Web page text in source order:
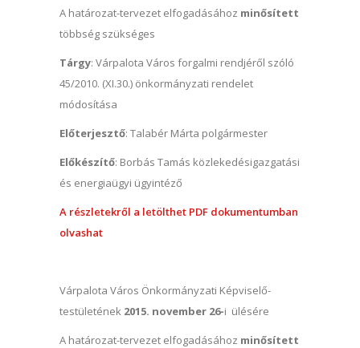
A határozat-tervezet elfogadásához minősített
többség szükséges
Tárgy: Várpalota Város forgalmi rendjéről szóló
45/2010. (XI.30.) önkormányzati rendelet
módosítása
Előterjesztő: Talabér Márta polgármester
Előkészítő: Borbás Tamás közlekedésigazgatási
és energiaügyi ügyintéző
A részletekről a letölthet PDF dokumentumban
olvashat
Várpalota Város Önkormányzati Képviselő-
testületének 2015. november 26-i ülésére
A határozat-tervezet elfogadásához minősített